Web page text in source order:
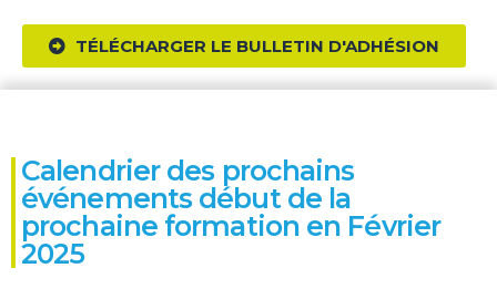
TÉLÉCHARGER LE BULLETIN D'ADHÉSION
Calendrier des prochains
événements début de la
prochaine formation en Février
2025